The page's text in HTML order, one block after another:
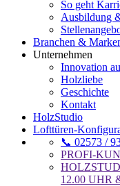
So geht
Ausbildung
Branchen &
Unternehmen
Innovation
Holzliebe
Geschichte
Kontakt
HolzStudio
Lofttüren-
📞 02573 /
PROFI-
12.00 UHR